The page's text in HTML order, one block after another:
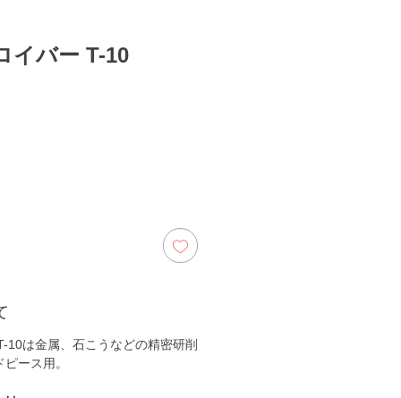
イバー T-10
10は金属、石こうなどの精密研削
ース用。